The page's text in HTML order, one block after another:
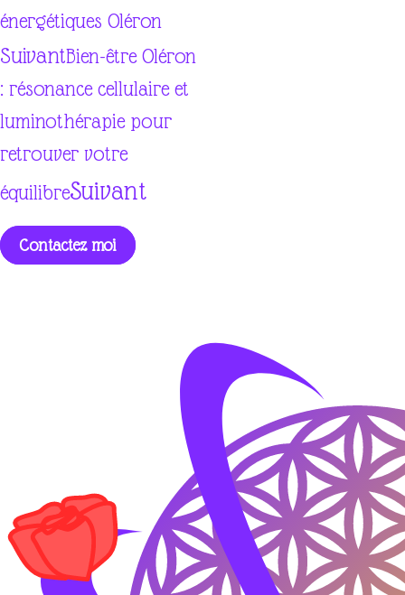
énergétiques Oléron
SuivantBien-être Oléron
: résonance cellulaire et
luminothérapie pour
retrouver votre
équilibreSuivant
Contactez moi